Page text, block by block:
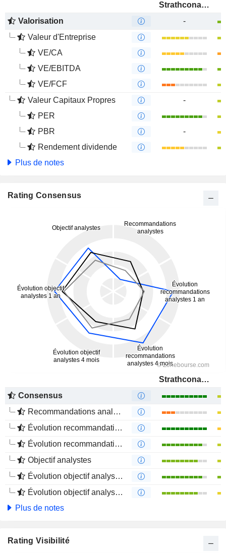
Strathcona Resources Ltd.
Valorisation
-
Valeur d'Entreprise
VE/CA
VE/EBITDA
VE/FCF
Valeur Capitaux Propres
-
PER
PBR
-
Rendement dividende
Plus de notes
Rating Consensus
Strathcona Resources Ltd.
Consensus
Recommandations analystes
Évolution recommandations analystes 1 an
Évolution recommandations analystes 4 mois
Objectif analystes
Évolution objectif analystes 1 an
Évolution objectif analystes 4 mois
Plus de notes
Rating Visibilité